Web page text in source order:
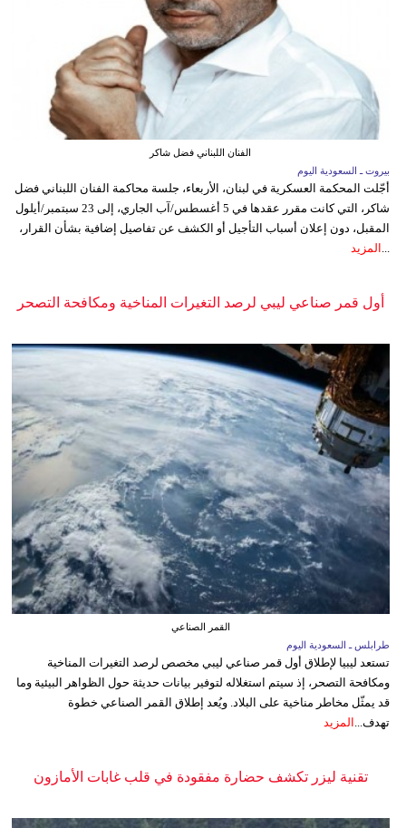
الفنان اللبناني فضل شاكر
بيروت ـ السعودية اليوم
أجّلت المحكمة العسكرية في لبنان، الأربعاء، جلسة محاكمة الفنان اللبناني فضل
شاكر، التي كانت مقرر عقدها في 5 أغسطس/آب الجاري، إلى 23 سبتمبر/أيلول
المقبل، دون إعلان أسباب التأجيل أو الكشف عن تفاصيل إضافية بشأن القرار،
المزيد
أول قمر صناعي ليبي لرصد التغيرات المناخية ومكافحة التصحر
القمر الصناعي
طرابلس ـ السعودية اليوم
تستعد ليبيا لإطلاق أول قمر صناعي ليبي مخصص لرصد التغيرات المناخية
ومكافحة التصحر، إذ سيتم استغلاله لتوفير بيانات حديثة حول الظواهر البيئية وما
قد يمثّل مخاطر مناخية على البلاد. ويُعد إطلاق القمر الصناعي خطوة
تهدف... المزيد
تقنية ليزر تكشف حضارة مفقودة في قلب غابات الأمازون